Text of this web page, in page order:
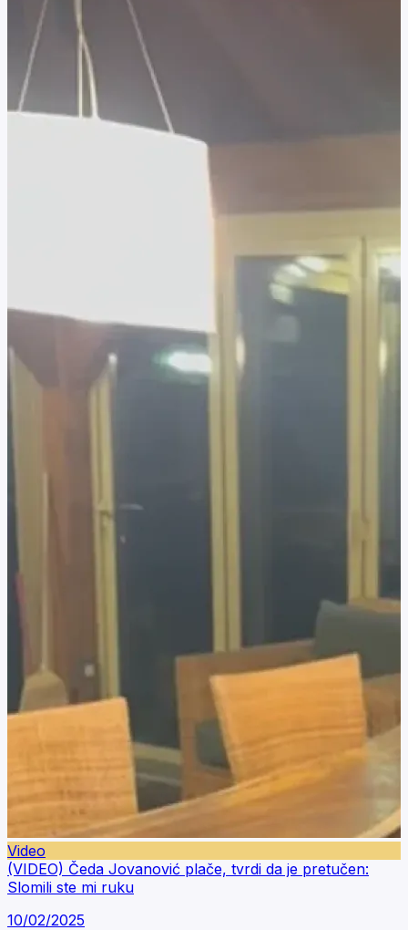
Video
(VIDEO) Čeda Jovanović plače, tvrdi da je pretučen:
Slomili ste mi ruku
10/02/2025